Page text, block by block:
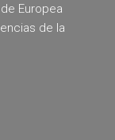
Europea
de la